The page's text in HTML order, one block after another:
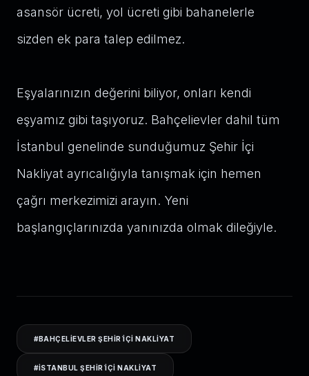
asansör ücreti, yol ücreti gibi bahanelerle
sizden ek para talep edilmez.
Eşyalarınızın değerini biliyor, onları kendi
eşyamız gibi taşıyoruz. Bahçelievler dahil tüm
İstanbul genelinde sunduğumuz Şehir İçi
Nakliyat ayrıcalığıyla tanışmak için hemen
çağrı merkezimizi arayın. Yeni
başlangıçlarınızda yanınızda olmak dileğiyle.
#BAHÇELIEVLER ŞEHIR İÇI NAKLIYAT
#ISTANBUL ŞEHIR İÇI NAKLIYAT